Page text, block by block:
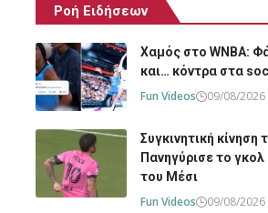
Ροή Ειδήσεων
Χαμός στο WNBA:
και… κόντρα στα
Fun Videos 09/08/2026
Συγκινητική κίνηση
Πανηγύρισε το
του Μέσι
Fun Videos 09/08/2026